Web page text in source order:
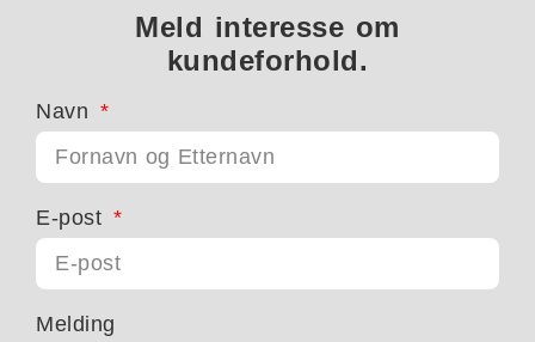
Meld interesse om
kundeforhold.
Navn
E-post
Melding